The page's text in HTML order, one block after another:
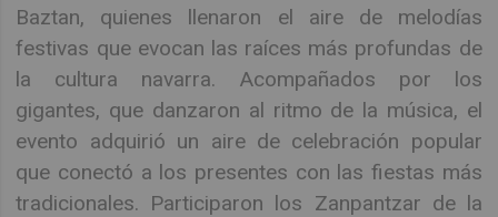
Baztan, quienes llenaron el aire de melodías
festivas que evocan las raíces más profundas de
la cultura navarra. Acompañados por los
gigantes, que danzaron al ritmo de la música, el
evento adquirió un aire de celebración popular
que conectó a los presentes con las fiestas más
tradicionales. Participaron los Zanpantzar de la